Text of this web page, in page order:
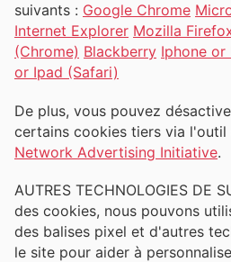
suivants : Google Chrome
Internet Explorer Mozilla
(Chrome) Blackberry Iphone or
or Ipad (Safari)
De plus, vous pouvez
certains cookies tiers via
Network Advertising Initiative.
AUTRES TECHNOLOGIES DE
des cookies, nous pouvons
des balises pixel et d'autres
le site pour aider à